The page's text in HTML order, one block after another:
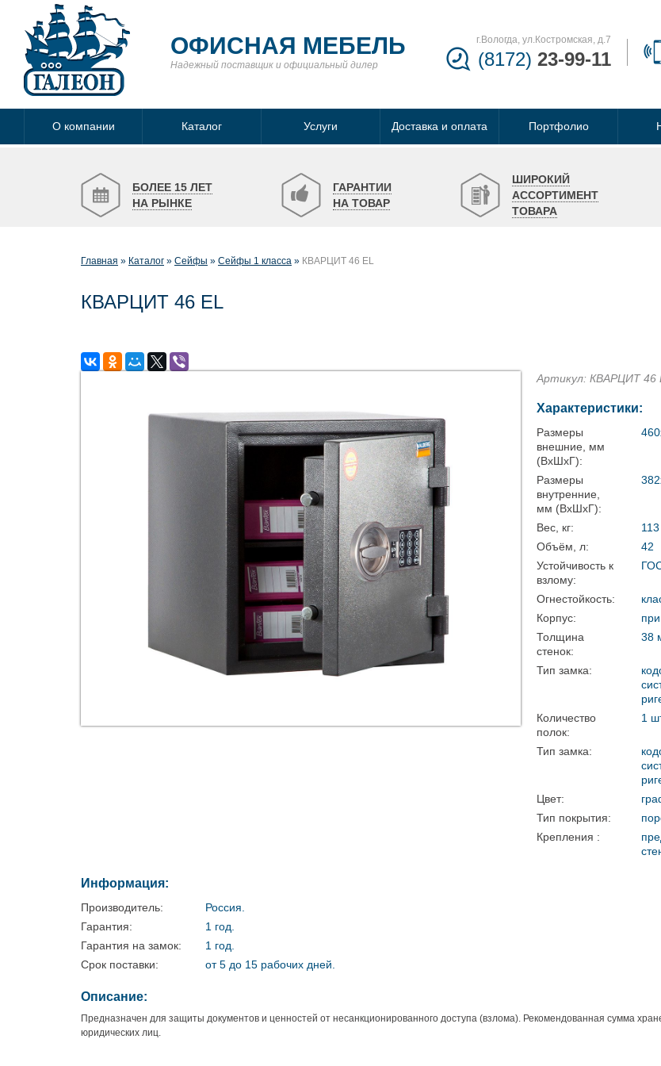
ОФИСНАЯ МЕБЕЛЬ
Надежный поставщик и официальный дилер
г.Вологда, ул.Костромская, д.7
(8172) 23-99-11
О компании Каталог Услуги Доставка и оплата Портфолио
БОЛЕЕ 15 ЛЕТ
НА РЫНКЕ
ГАРАНТИИ
НА ТОВАР
ШИРОКИЙ
АССОРТИМЕНТ
ТОВАРА
Главная Каталог Сейфы Сейфы 1 класса КВАРЦИТ 46 EL
КВАРЦИТ 46 EL
Артикул: КВАРЦИТ 46
Характеристики:
Размеры
внешние, мм
(ВхШхГ):
Размеры
внутренние,
мм (ВхШхГ):
Вес, кг:
113
Объём, л:
42
Устойчивость к
взлому:
Огнестойкость:
Корпус:
Толщина
стенок:
38
Тип замка:
Количество
полок:
1
Тип замка:
Цвет:
Тип покрытия:
Крепления :
Информация:
Производитель:
Россия.
Гарантия:
1 год.
Гарантия на замок:
1 год.
Срок поставки:
от 5 до 15 рабочих дней.
Описание:
Предназначен для защиты документов и ценностей от несанкционированного доступа (взлома). Рекомендованная сумма
юридических лиц.